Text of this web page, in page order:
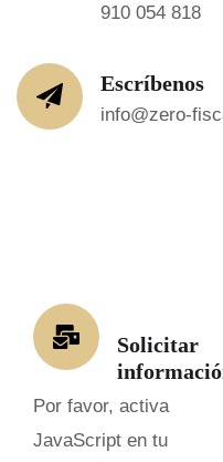
910 054 818
Escríbenos
info@zero-
Solicitar
Por favor, activa
JavaScript en tu